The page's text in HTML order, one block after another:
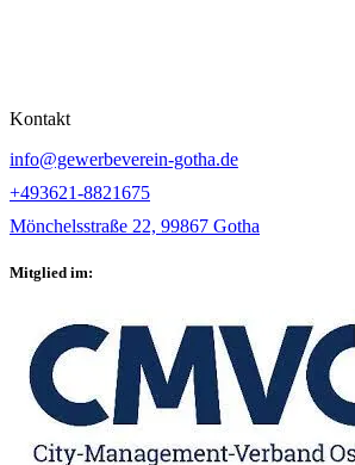
Kontakt
info@gewerbeverein-gotha.de
+493621-8821675
Mönchelsstraße 22, 99867 Gotha
Mitglied im: